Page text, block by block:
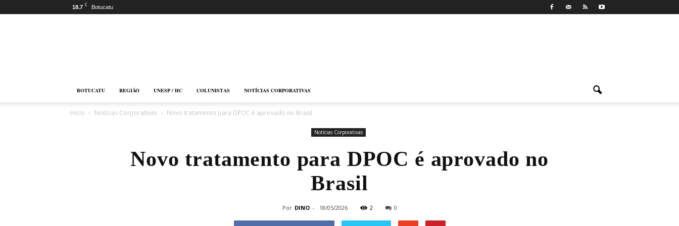
18.7 C Botucatu
BOTUCATU REGIÃO UNESP / HC COLUNISTAS NOTÍCIAS CORPORATIVAS
Início Notícias Corporativas Novo tratamento para DPOC é aprovado no Brasil
Notícias Corporativas
Novo tratamento para DPOC é aprovado no
Brasil
Por DINO - 18/05/2026 2 0